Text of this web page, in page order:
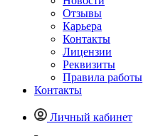
Отзывы
Карьера
Контакты
Лицензии
Реквизиты
Правила работы
Контакты
Личный кабинет